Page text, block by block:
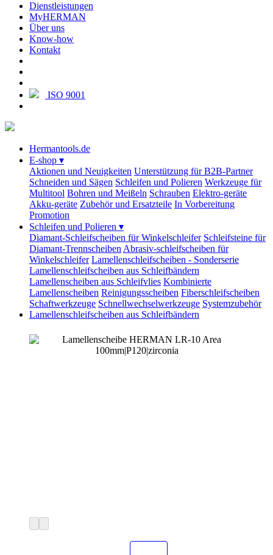
Dienstleistungen
MyHERMAN
Über uns
Know-how
Kontakt
ISO 9001
Hermantools.de
E-shop ▾
Aktionen und Neuigkeiten Unterstützung für B2B-Partner
Schneiden und Sägen Schleifen und Polieren Werkzeuge für
Multitool Bohren und Meißeln Schrauben Elektro-geräte
Akku-geräte Zubehör und Ersatzteile In Vorbereitung
Promotion
Schleifen und Polieren ▾
Diamant-Schleifscheiben für Winkelschleifer Schleifsteine für
Diamant-Trennscheiben Abrasiv-schleifscheiben für
Winkelschleifer Lamellenschleifscheiben - Sonderserie
Lamellenschleifscheiben aus Schleifbändern
Lamellenscheiben aus Schleifvlies Kombinierte
Lamellenscheiben Reinigungsscheiben Fiberschleifscheiben
Schaftwerkzeuge Schnellwechselwerkzeuge Systemzubehör
Lamellenschleifscheiben aus Schleifbändern